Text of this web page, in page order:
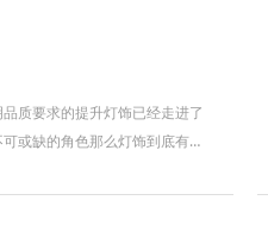
质要求的提升灯饰已经走进了
或缺的角色那么灯饰到底有哪
基础照明射灯则具有更强的聚
会优先